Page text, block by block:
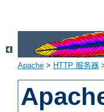
Apache > HTTP 服务器